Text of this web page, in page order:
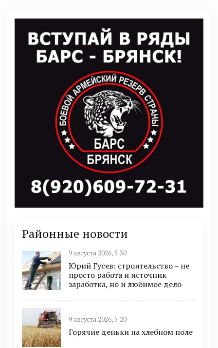
Районные новости
9 августа 2026, 5:30
Юрий Гусев: строительство – не
просто работа и источник
заработка, но и любимое дело
9 августа 2026, 5:20
Горячие деньки на хлебном поле